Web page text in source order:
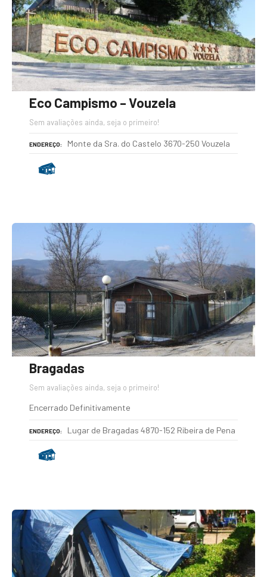
Eco Campismo – Vouzela
Sem avaliações ainda, seja o primeiro!
ENDEREÇO Monte da Sra. do Castelo 3670-250 Vouzela
Bragadas
Sem avaliações ainda, seja o primeiro!
Encerrado Definitivamente
ENDEREÇO Lugar de Bragadas 4870-152 Ribeira de Pena